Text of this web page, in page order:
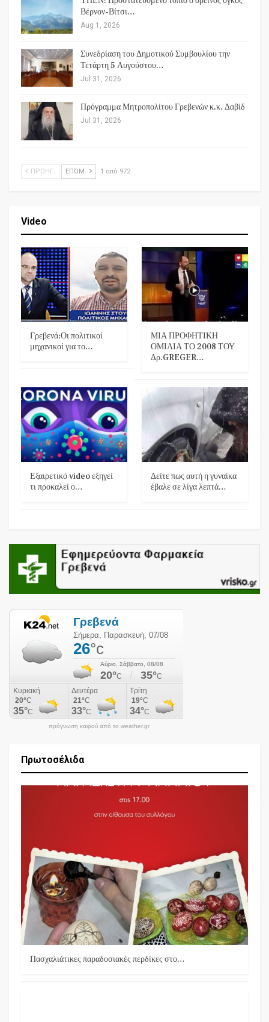
Βέρνον-Βίτσι…
Aug 1, 2026
Συνεδρίαση του Δημοτικού Συμβουλίου την
Τετάρτη 5 Αυγούστου…
Jul 31, 2026
Πρόγραμμα Μητροπολίτου Γρεβενών κ.κ. Δαβίδ
Jul 31, 2026
ΠΡΟΗΓ. ΕΠΌΜ. 1 από 972
Video
Γρεβενά:Οι πολιτικοί
μηχανικοί για το…
ΜΙΑ ΠΡΟΦΗΤΙΚΗ
ΟΜΙΛΙΑ ΤΟ 2008 ΤΟΥ
Δρ.GREGER…
Εξαιρετικό video εξηγεί
τι προκαλεί ο…
Δείτε πως αυτή η γυναίκα
έβαλε σε λίγα λεπτά…
πρόγνωση καιρού από το weather.gr
Πρωτοσέλιδα
Πασχαλιάτικες παραδοσιακές περδίκες στο…